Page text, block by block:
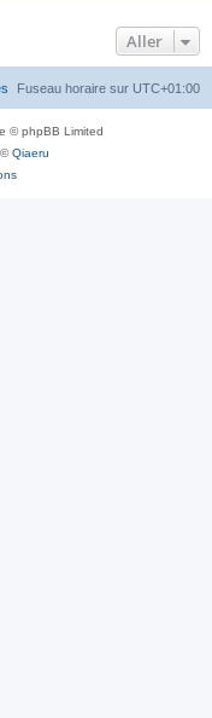
Aller
Fuseau horaire sur UTC+01:00
© phpBB Limited
©Qiaeru